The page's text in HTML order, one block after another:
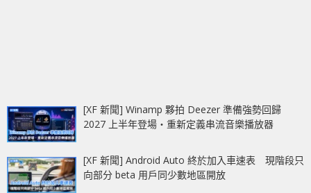
[XF 新聞] Winamp 夥拍 Deezer 準備強勢回歸
2027 上半年登場‧重新定義串流音樂播放器
[XF 新聞] Android Auto 終於加入車速表 現階段只
向部分 beta 用戶同少數地區開放